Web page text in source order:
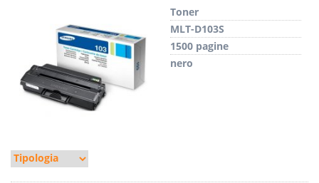
Toner
MLT-D103S
1500 pagine
nero